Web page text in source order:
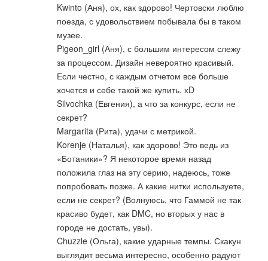
Kwinto (Аня), ох, как здорово! Чертовски люблю
поезда, с удовольствием побывала бы в таком
музее.
Pigeon_girl (Аня), с большим интересом слежу
за процессом. Дизайн невероятно красивый.
Если честно, с каждым отчетом все больше
хочется и себе такой же купить. хD
Silvochka (Евгения), а что за конкурс, если не
секрет?
Margarita (Рита), удачи с метрикой.
Korenje (Наталья), как здорово! Это ведь из
«Ботаники»? Я некоторое время назад
положила глаз на эту серию, надеюсь, тоже
попробовать позже. А какие нитки используете,
если не секрет? (Волнуюсь, что Гаммой не так
красиво будет, как DMC, но вторых у нас в
городе не достать, увы).
Chuzzle (Ольга), какие ударные темпы. Скакун
выглядит весьма интересно, особенно радуют